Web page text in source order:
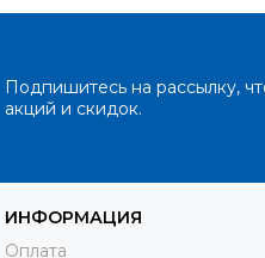
Подпишитесь на рассылку,
акций и скидок.
ИНФОРМАЦИЯ
Оплата